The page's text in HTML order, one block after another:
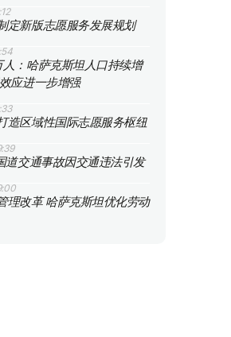
定新版志愿服务发展规划
：哈萨克斯坦人口持续增
应进一步增强
造区域性国际志愿服务枢纽
道交通事故因交通违法引发
理改革 哈萨克斯坦优化劳动